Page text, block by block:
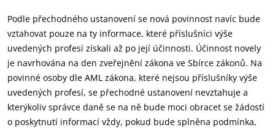
Podle přechodného ustanovení se nová povinnost navíc bude
vztahovat pouze na ty informace, které příslušníci výše
uvedených profesí získali až po její účinnosti. Účinnost novely
je navrhována na den zveřejnění zákona ve Sbírce zákonů. Na
povinné osoby dle AML zákona, které nejsou příslušníky výše
uvedených profesí, se přechodné ustanovení nevztahuje a
kterýkoliv správce daně se na ně bude moci obracet se žádostí
o poskytnutí informací vždy, pokud bude splněna podmínka,